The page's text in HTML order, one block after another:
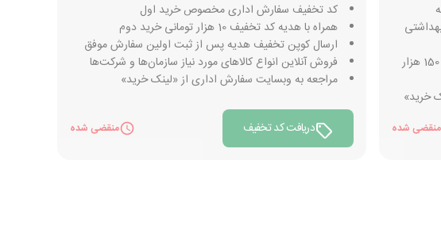
تحویل رایگان سفارش در کل ایران برای خرید بالای 150 هزار
خرید»
منقضی شده
کد تخفیف سفارش اداری مخصوص خرید اول
همراه با هدیه کد تخفیف 10 هزار تومانی خرید دوم
ارسال کوپن تخفیف هدیه پس از ثبت اولین سفارش موفق
فروش آنلاین انواع کالاهای مورد نیاز سازمان‌‌ها و شرکت‌ها
مراجعه به وبسایت سفارش اداری از «لینک خرید»
دریافت کد تخفیف منقضی شده